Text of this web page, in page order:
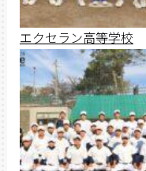
エクセラン高等学校